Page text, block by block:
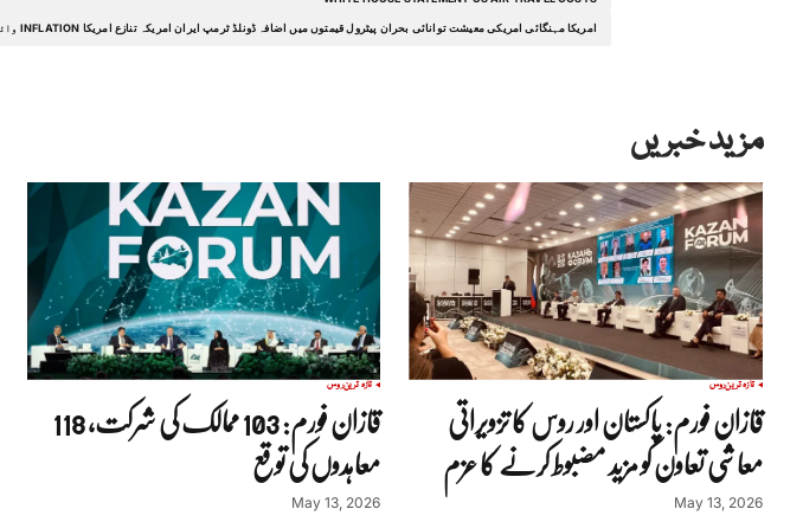
امریکا مہنگائی امریکی معیشت توانائی بحران پیٹرول قیمتوں میں اضافہ ڈونلڈ ٹرمپ ایران امریکہ تنازع امریکا INFLATION وائٹ ہاؤس
مزید خبریں
تازہ ترینروس
قازان فورم: پاکستان اور روس کا تزویراتی
معاشی تعاون کو مزید مضبوط کرنے کا عزم
May 13, 2026
تازہ ترینروس
قازان فورم: 103 ممالک کی شرکت، 118
معاہدوں کی توقع
May 13, 2026